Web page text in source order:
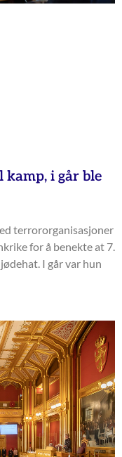
i går ble
terrororganisasjoner
for å benekte at 7.
I går var hun